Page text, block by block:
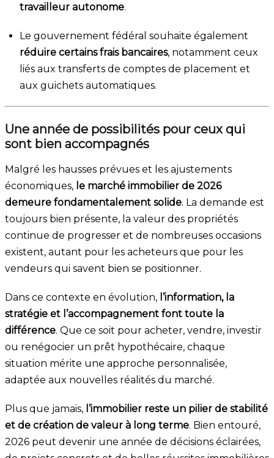
travailleur autonome.
Le gouvernement fédéral souhaite également
réduire certains frais bancaires, notamment ceux
liés aux transferts de comptes de placement et
aux guichets automatiques.
Une année de possibilités pour ceux qui
sont bien accompagnés
Malgré les hausses prévues et les ajustements
économiques, le marché immobilier de 2026
demeure fondamentalement solide. La demande est
toujours bien présente, la valeur des propriétés
continue de progresser et de nombreuses occasions
existent, autant pour les acheteurs que pour les
vendeurs qui savent bien se positionner.
Dans ce contexte en évolution, l’information, la
stratégie et l’accompagnement font toute la
différence. Que ce soit pour acheter, vendre, investir
ou renégocier un prêt hypothécaire, chaque
situation mérite une approche personnalisée,
adaptée aux nouvelles réalités du marché.
Plus que jamais, l’immobilier reste un pilier de stabilité
et de création de valeur à long terme. Bien entouré,
2026 peut devenir une année de décisions éclairées,